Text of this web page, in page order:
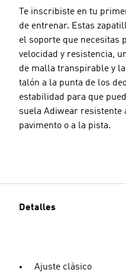
Te inscribiste en tu
de entrenar. Estas
el soporte que necesitas
velocidad y resistencia,
de malla transpirable y
talón a la punta de los
estabilidad para que
suela Adiwear resistente
pavimento o a la pista.
Detalles
Ajuste clásico